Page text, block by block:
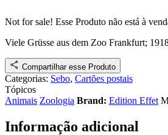
Not for sale! Esse Produto não está à
Viele Grüsse aus dem Zoo Frankfurt;
Compartilhar esse Produto
Categorias: Sebo, Cartões postais
Tópicos
Animais Zoologia Brand: Edition Effet
Informação adicional